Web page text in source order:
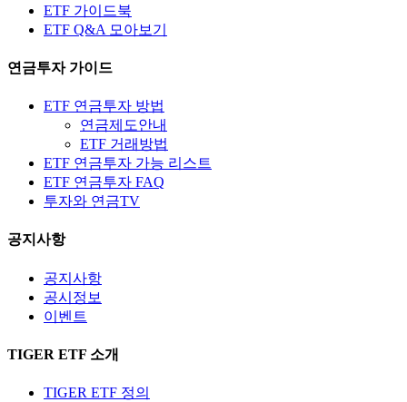
ETF 가이드북
ETF Q&A 모아보기
연금투자 가이드
ETF 연금투자 방법
연금제도안내
ETF 거래방법
ETF 연금투자 가능 리스트
ETF 연금투자 FAQ
투자와 연금TV
공지사항
공지사항
공시정보
이벤트
TIGER ETF 소개
TIGER ETF 정의